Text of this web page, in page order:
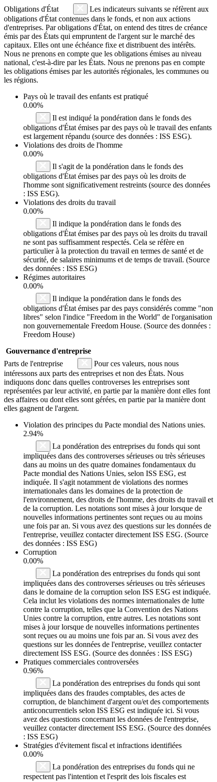
Obligations d'État
Les indicateurs suivants se réfèrent aux
obligations d'État contenues dans le fonds, et non aux actions
d'entreprises. Par obligations d'État, on entend des titres de créance
émis par des États qui empruntent de l'argent sur le marché des
capitaux. Elles ont une échéance fixe et distribuent des intérêts.
Nous ne prenons en compte que les obligations émises au niveau
national, c'est-à-dire par les États. Nous ne prenons pas en compte
les obligations émises par les autorités régionales, les communes ou
les régions.
Pays où le travail des enfants est pratiqué
0.00%
Il est indiqué la pondération dans le fonds des
obligations d'État émises par des pays où le travail des enfants
est largement répandu (source des données : ISS ESG).
Violations des droits de l'homme
0.00%
Il s'agit de la pondération dans le fonds des
obligations d'État émises par des pays où les droits de
l'homme sont significativement restreints (source des données
: ISS ESG).
Violations des droits du travail
0.00%
Il indique la pondération dans le fonds des
obligations d'État émises par des pays où les droits du travail
ne sont pas suffisamment respectés. Cela se réfère en
particulier à la protection du travail en termes de santé et de
sécurité, de salaires minimums et de temps de travail. (Source
des données : ISS ESG)
Régimes autoritaires
0.00%
Il indique la pondération dans le fonds des
obligations d'État émises par des pays considérés comme "non
libres" selon l'indice "Freedom in the World" de l'organisation
non gouvernementale Freedom House. (Source des données :
Freedom House)
Gouvernance d'entreprise
Parts de l'entreprise
Pour ces valeurs, nous nous
intéressons aux parts des entreprises et non des États. Nous
indiquons donc dans quelles controverses les entreprises sont
représentées par leur activité, en partie par la manière dont elles font
des affaires ou dont elles sont gérées, en partie par la manière dont
elles gagnent de l'argent.
Violation des principes du Pacte mondial des Nations unies.
2.94%
La pondération des entreprises du fonds qui sont
impliquées dans des controverses sérieuses ou très sérieuses
dans au moins un des quatre domaines fondamentaux du
Pacte mondial des Nations Unies, selon ISS ESG, est
indiquée. Il s'agit notamment de violations des normes
internationales dans les domaines de la protection de
l'environnement, des droits de l'homme, des droits du travail et
de la corruption. Les notations sont mises à jour lorsque de
nouvelles informations pertinentes sont reçues ou au moins
une fois par an. Si vous avez des questions sur les données de
l'entreprise, veuillez contacter directement ISS ESG. (Source
des données : ISS ESG)
Corruption
0.00%
La pondération des entreprises du fonds qui sont
impliquées dans des controverses sérieuses ou très sérieuses
dans le domaine de la corruption selon ISS ESG est indiquée.
Cela inclut les violations des normes internationales de lutte
contre la corruption, telles que la Convention des Nations
Unies contre la corruption, entre autres. Les notations sont
mises à jour lorsque de nouvelles informations pertinentes
sont reçues ou au moins une fois par an. Si vous avez des
questions sur les données de l'entreprise, veuillez contacter
directement ISS ESG. (Source des données : ISS ESG)
Pratiques commerciales controversées
0.96%
La pondération des entreprises du fonds qui sont
impliquées dans des fraudes comptables, des actes de
corruption, de blanchiment d'argent ou/et des comportements
anticoncurrentiels selon ISS ESG est indiquée ici. Si vous
avez des questions concernant les données de l'entreprise,
veuillez contacter directement ISS ESG. (Source des données
: ISS ESG)
Stratégies d'évitement fiscal et infractions identifiées
0.00%
La pondération des entreprises du fonds qui ne
respectent pas l'intention et l'esprit des lois fiscales est